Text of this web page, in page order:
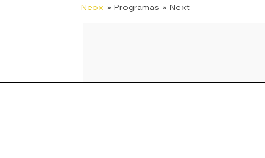
Neox » Programas » Next